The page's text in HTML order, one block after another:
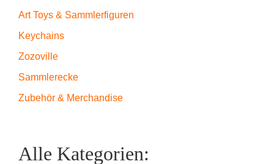
Art Toys & Sammlerfiguren
Keychains
Zozoville
Sammlerecke
Zubehör & Merchandise
Alle Kategorien: